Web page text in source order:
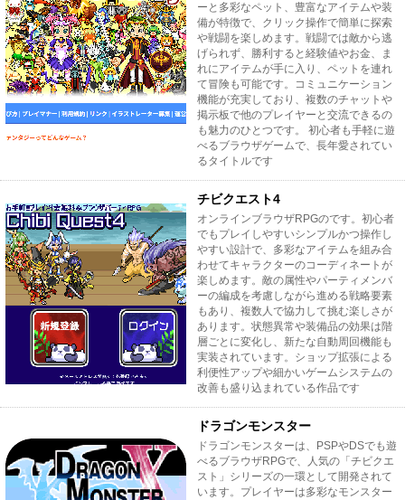
ーと多彩なペット、豊富なアイテムや装
備が特徴で、クリック操作で簡単に探索
や戦闘を楽しめます。戦闘では敵から逃
げられず、勝利すると経験値やお金、ま
れにアイテムが手に入り、ペットを連れ
て冒険も可能です。コミュニケーション
機能が充実しており、複数のチャットや
掲示板で他のプレイヤーと交流できるの
も魅力のひとつです。 初心者も手軽に遊
べるブラウザゲームで、長年愛されてい
るタイトルです
チビクエスト4
オンラインブラウザRPGのです。初心者
でもプレイしやすいシンプルかつ操作し
やすい設計で、多彩なアイテムを組み合
わせてキャラクターのコーディネートが
楽しめます。敵の属性やパーティメンバ
ーの編成を考慮しながら進める戦略要素
もあり、複数人で協力して挑む楽しさが
あります。状態異常や装備品の効果は階
層ごとに変化し、新たな自動周回機能も
実装されています。ショップ拡張による
利便性アップや細かいゲームシステムの
改善も盛り込まれている作品です
ドラゴンモンスター
ドラゴンモンスターは、PSPやDSでも遊
べるブラウザRPGで、人気の「チビクエ
スト」シリーズの一環として開発されて
います。プレイヤーは多彩なモンスター